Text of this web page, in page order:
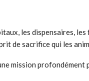
les dispensaires,
de sacrifice qui les
mission